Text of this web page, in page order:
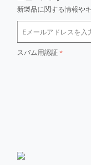
新製品に関する情報や
スパム用認証